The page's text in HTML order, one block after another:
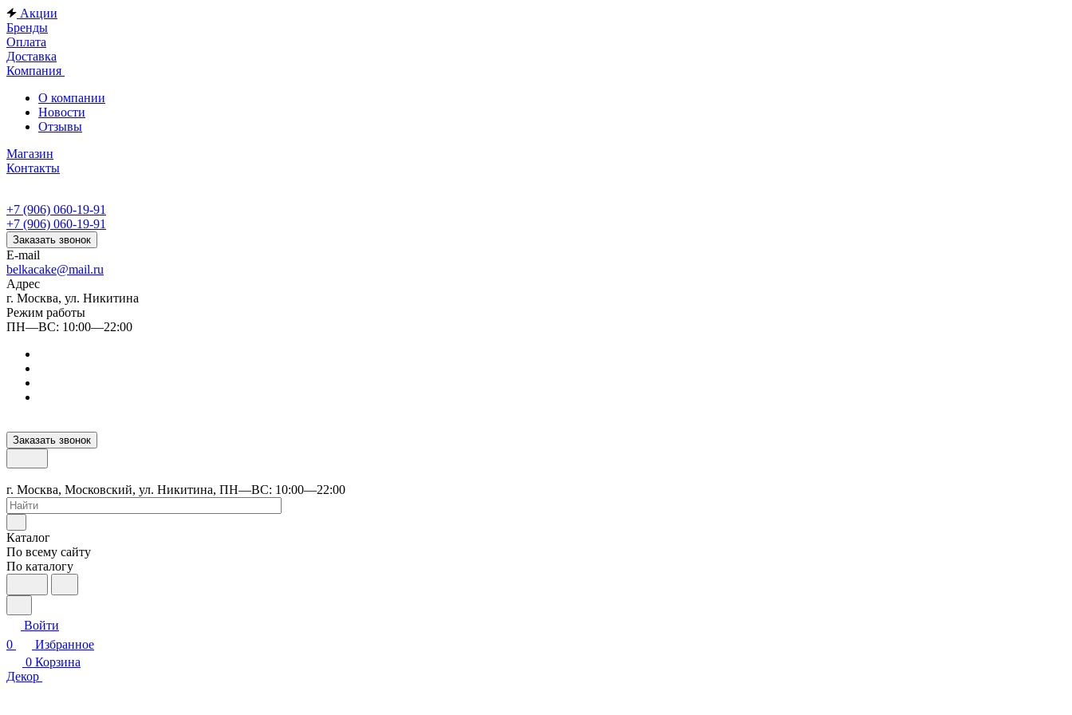
Акции
Бренды
Оплата
Доставка
Компания
О компании
Новости
Отзывы
Магазин
Контакты
+7 (906) 060-19-91
+7 (906) 060-19-91
Заказать звонок
E-mail
belkacake@mail.ru
Адрес
г. Москва, ул. Никитина
Режим работы
ПН—ВС: 10:00—22:00
Заказать звонок
г. Москва, Московский, ул. Никитина, ПН—ВС: 10:00—22:00
Каталог
По всему сайту
По каталогу
Войти
0
Избранное
0 Корзина
Декор